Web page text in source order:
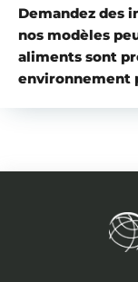
Demandez des
nos modèles
aliments sont
environnement